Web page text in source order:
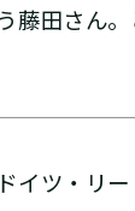
藤田さん
イツ・リー